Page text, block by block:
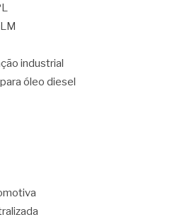
industrial
óleo diesel